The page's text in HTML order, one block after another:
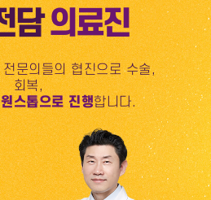
담의료진
문의들의 협진으로 수술,
회복,
원스톱으로 진행합니다.